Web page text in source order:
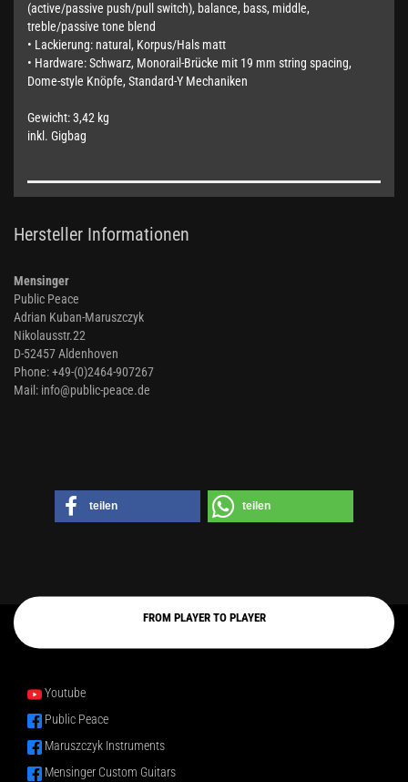
(active/passive push/pull switch), balance, bass, middle,
treble/passive tone blend
• Lackierung: natural, Korpus/Hals matt
• Hardware: Schwarz, Monorail-Brücke mit 19 mm string spacing,
Dome-style Knöpfe, Standard-Y Mechaniken
Gewicht: 3,42 kg
inkl. Gigbag
Hersteller Informationen
Mensinger
Public Peace
Adrian Kuban-Maruszczyk
Nikolausstr.22
D-52457 Aldenhoven
Phone: +49-(0)2464-907267
Mail: info@public-peace.de
teilen teilen
FROM PLAYER TO PLAYER
Youtube
Public Peace
Maruszczyk Instruments
Mensinger Custom Guitars